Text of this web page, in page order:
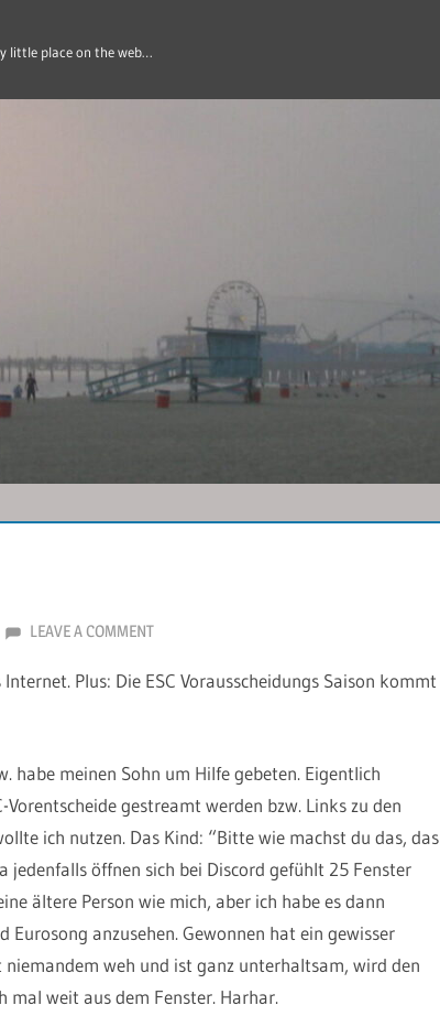
little place on the web…
LEAVE A COMMENT
Plus: Die ESC Vorausscheidungs Saison kommt
habe meinen Sohn um Hilfe gebeten. Eigentlich
gestreamt werden bzw. Links zu den
ich nutzen. Das Kind: “Bitte wie machst du das, das
jedenfalls öffnen sich bei Discord gefühlt 25 Fenster
ältere Person wie mich, aber ich habe es dann
Eurosong anzusehen. Gewonnen hat ein gewisser
weh und ist ganz unterhaltsam, wird den
mal weit aus dem Fenster. Harhar.